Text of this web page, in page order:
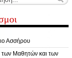
Ασσήρου
των Μαθητών και των